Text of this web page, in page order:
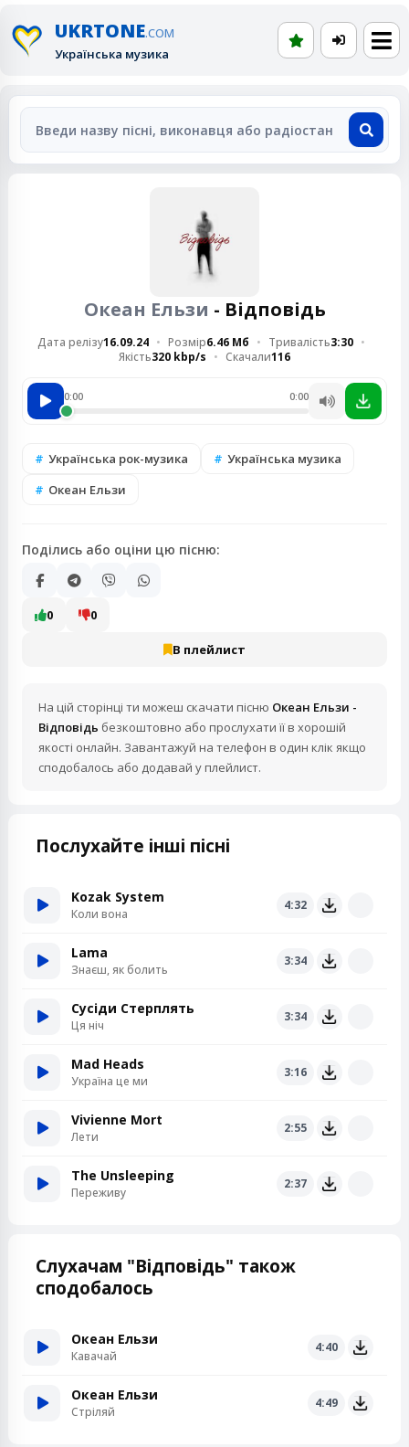
UKRTONE.COM
Українська музика
Океан Ельзи - Відповідь
Дата релізу16.09.24 Розмір6.46 Мб Тривалість3:30
Якість320 kbp/s Скачали116
0:00 0:00
Українська рок-музика
Українська музика
Океан Ельзи
Поділись або оціни цю пісню:
0 0
В плейлист
На цій сторінці ти можеш скачати пісню Океан Ельзи -
Відповідь безкоштовно або прослухати її в хорошій
якості онлайн. Завантажуй на телефон в один клік якщо
сподобалось або додавай у плейлист.
Послухайте інші пісні
Kozak System
Коли вона
4:32
Lama
Знаєш, як болить
3:34
Сусіди Стерплять
Ця ніч
3:34
Mad Heads
Україна це ми
3:16
Vivienne Mort
Лети
2:55
The Unsleeping
Переживу
2:37
Слухачам "Відповідь" також
сподобалось
Океан Ельзи
Кавачай
4:40
Океан Ельзи
Стріляй
4:49